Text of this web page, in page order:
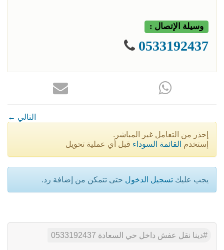
وسيلة الإتصال :
0533192437
← التالي
إحذر من التعامل غير المباشر.
إستخدم القائمة السوداء قبل أي عملية تحويل
يجب عليك تسجيل الدخول حتى تتمكن من إضافة رد.
دينا نقل عفش داخل حي السعادة 0533192437